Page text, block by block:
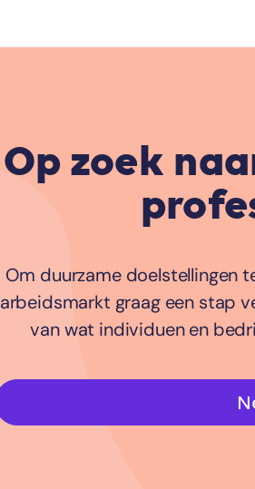
Op zoek
Om duurzame doelstellingen
arbeidsmarkt graag een stap
van wat individuen en